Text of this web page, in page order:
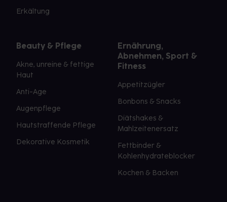
Erkältung
Beauty & Pflege
Akne, unreine & fettige
Haut
Anti-Age
Augenpflege
Hautstraffende Pflege
Dekorative Kosmetik
Ernährung,
Abnehmen, Sport &
Fitness
Appetitzügler
Bonbons & Snacks
Diätshakes &
Mahlzeitenersatz
Fettbinder &
Kohlenhydrateblocker
Kochen & Backen